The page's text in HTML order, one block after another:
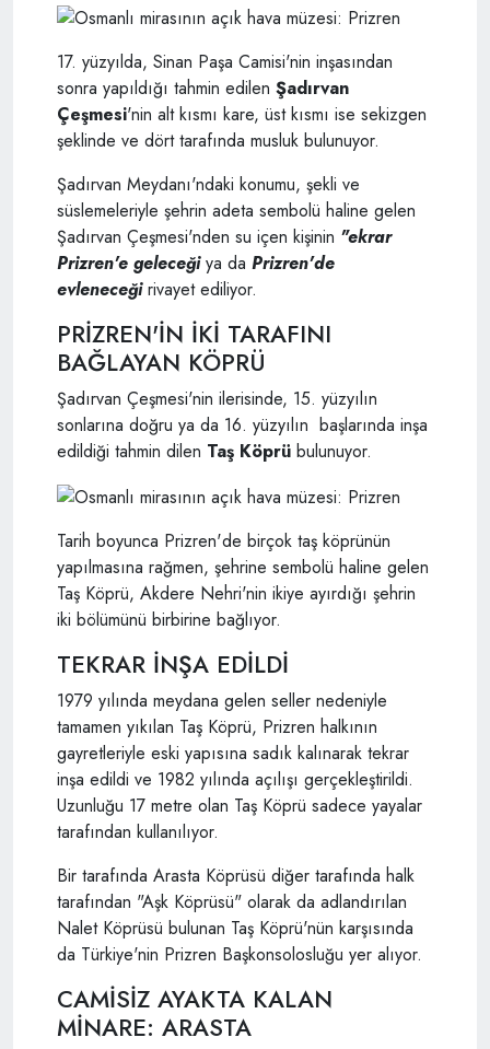
17. yüzyılda, Sinan Paşa Camisi'nin inşasından
sonra yapıldığı tahmin edilen Şadırvan
Çeşmesi'nin alt kısmı kare, üst kısmı ise sekizgen
şeklinde ve dört tarafında musluk bulunuyor.
Şadırvan Meydanı'ndaki konumu, şekli ve
süslemeleriyle şehrin adeta sembolü haline gelen
Şadırvan Çeşmesi'nden su içen kişinin "ekrar
Prizren'e geleceğiya da Prizren'de
evleneceğirivayet ediliyor.
PRİZREN'İN İKİ TARAFINI
BAĞLAYAN KÖPRÜ
Şadırvan Çeşmesi'nin ilerisinde, 15. yüzyılın
sonlarına doğru ya da 16. yüzyılın başlarında inşa
edildiği tahmin dilen Taş Köprü bulunuyor.
Tarih boyunca Prizren'de birçok taş köprünün
yapılmasına rağmen, şehrine sembolü haline gelen
Taş Köprü, Akdere Nehri'nin ikiye ayırdığı şehrin
iki bölümünü birbirine bağlıyor.
TEKRAR İNŞA EDİLDİ
1979 yılında meydana gelen seller nedeniyle
tamamen yıkılan Taş Köprü, Prizren halkının
gayretleriyle eski yapısına sadık kalınarak tekrar
inşa edildi ve 1982 yılında açılışı gerçekleştirildi.
Uzunluğu 17 metre olan Taş Köprü sadece yayalar
tarafından kullanılıyor.
Bir tarafında Arasta Köprüsü diğer tarafında halk
tarafından "Aşk Köprüsü" olarak da adlandırılan
Nalet Köprüsü bulunan Taş Köprü'nün karşısında
da Türkiye'nin Prizren Başkonsolosluğu yer alıyor.
CAMİSİZ AYAKTA KALAN
MİNARE: ARASTA